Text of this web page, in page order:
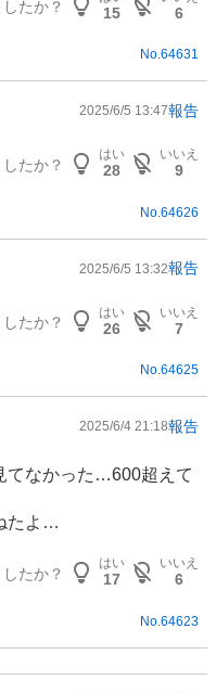
たか？ 15
6
No.64631
2025/6/5 13:47報告
たか？
はい
28
いいえ
9
No. 64626
2025/6/5 13:32報告
たか？
はい
26
いいえ
7
No.64625
2025/6/4 21:18報告
てなかった…600超えて
たよ…
たか？
はい
17
いいえ
6
No. 64623